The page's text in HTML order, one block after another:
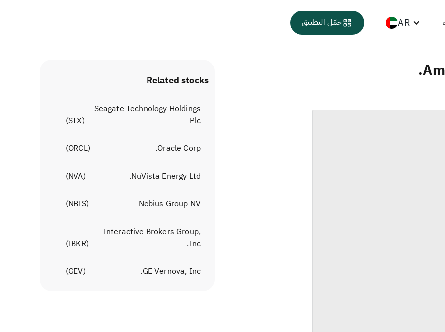
AR حمّل التطبيق
Related stocks
Seagate Technology Holdings
Plc
(
STX
)
Oracle Corp.
(
ORCL
)
NuVista Energy Ltd.
(
NVA
)
Nebius Group NV
(
NBIS
)
Interactive Brokers Group,
Inc.
(
IBKR
)
GE Vernova, Inc.
(
GEV
)